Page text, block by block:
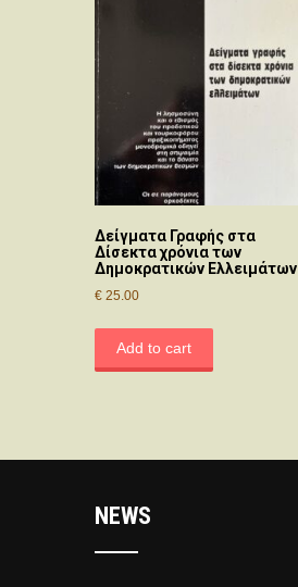
Δείγματα Γραφής στα
Δίσεκτα χρόνια των
Δημοκρατικών Ελλειμάτων
€ 25.00
Add to cart
NEWS